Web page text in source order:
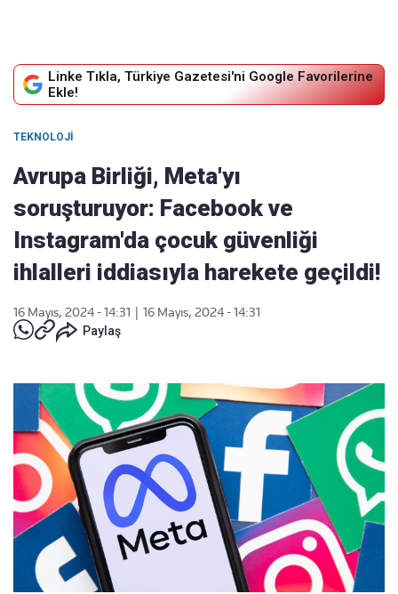
Linke Tıkla, Türkiye Gazetesi'ni Google Favorilerine
Ekle!
TEKNOLOJI
Avrupa Birliği, Meta'yı
soruşturuyor: Facebook ve
Instagram'da çocuk güvenliği
ihlalleri iddiasıyla harekete geçildi!
16 Mayıs, 2024 - 14:31
16 Mayıs, 2024 - 14:31
Paylaş